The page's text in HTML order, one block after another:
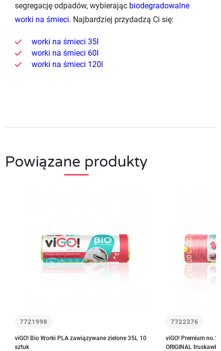
segregację odpadów, wybierając biodegradowalne
worki na śmieci. Najbardziej przydadzą Ci się:
worki na śmieci 35l
worki na śmieci 60l
worki na śmieci 120l
Powiązane produkty
7721998
viGO! Bio Worki PLA zawiązywane zielone 35L 10
sztuk
7722376
viGO! Premium no.1
ORIGINAL